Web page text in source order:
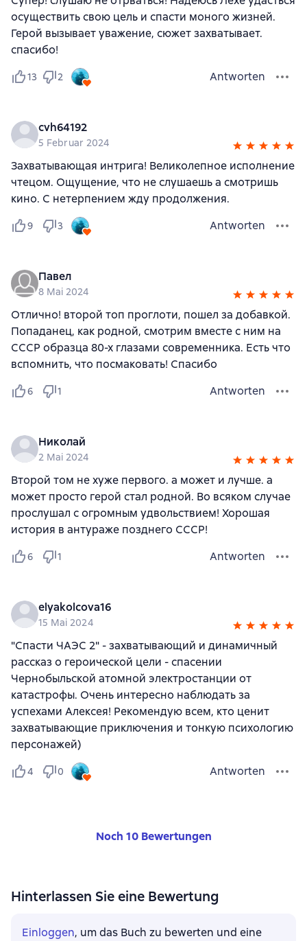
осуществить свою цель и спасти моного жизней.
Герой вызывает уважение, сюжет захватывает.
спасибо!
13 2 Antworten
cvh64192
5 Februar 2024
Захватывающая интрига! Великолепное исполнение
чтецом. Ощущение, что не слушаешь а смотришь
кино. С нетерпением жду продолжения.
9 3 Antworten
Павел
8 Mai 2024
Отлично! второй топ проглоти, пошел за добавкой.
Попаданец, как родной, смотрим вместе с ним на
СССР образца 80-х глазами современника. Есть что
вспомнить, что посмаковать! Спасибо
6 1 Antworten
Николай
2 Mai 2024
Второй том не хуже первого. а может и лучше. а
может просто герой стал родной. Во всяком случае
прослушал с огромным удвольствием! Хорошая
история в антураже позднего СССР!
6 1 Antworten
elyakolcova16
15 Mai 2024
"Спасти ЧАЭС 2" - захватывающий и динамичный
рассказ о героической цели - спасении
Чернобыльской атомной электростанции от
катастрофы. Очень интересно наблюдать за
успехами Алексея! Рекомендую всем, кто ценит
захватывающие приключения и тонкую психологию
персонажей)
4 0 Antworten
Noch 10 Bewertungen
Hinterlassen Sie eine Bewertung
Einloggen, um das Buch zu bewerten und eine